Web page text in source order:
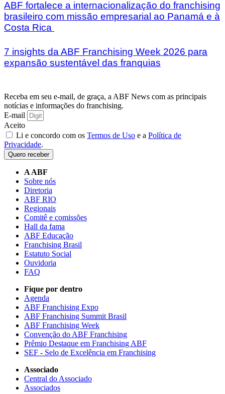
ABF fortalece a internacionalização do franchising
brasileiro com missão empresarial ao Panamá e à
Costa Rica
7 insights da ABF Franchising Week 2026 para
expansão sustentável das franquias
Receba em seu e-mail, de graça, a ABF News com as principais
notícias e informações do franchising.
E-mail
Aceito
Li e concordo com os Termos de Uso e a Política de
Privacidade.
Quero receber
A ABF
Sobre nós
Diretoria
ABF RIO
Regionais
Comitê e comissões
Hall da fama
ABF Educação
Franchising Brasil
Estatuto Social
Ouvidoria
FAQ
Fique por dentro
Agenda
ABF Franchising Expo
ABF Franchising Summit Brasil
ABF Franchising Week
Convenção do ABF Franchising
Prêmio Destaque em Franchising ABF
SEF - Selo de Excelência em Franchising
Associado
Central do Associado
Associados